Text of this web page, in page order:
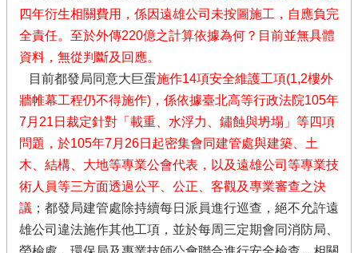
四年衍生相關費用，係因遠雄公司未按圖施工，自應負完
全責任。至於外傳220億之計算依據為何？目前並無具體
資料，無從判斷及回應。
目前都發局同意大巨蛋施作14項安全維護工項(1,2樓外
牆帷幕工程仍不得施作)，係依據臺北高等行政法院105年
7月21日裁定針對「載重、水浮力、鏽蝕與坍塌」等四項
問題，於105年7月26日起密集會同建管處與建築、土
木、結構、大地等專業公會代表，以及遠雄公司等專業技
術人員等三方面透過公平、公正、客觀及專業審查之決
議 ；都發局建管處除持續每日派員進行巡查，絕不允許遠
雄公司違法施作其他工項，並於每周三定期會同消防局、